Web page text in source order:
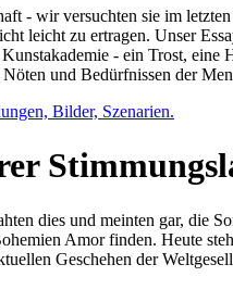
- wir versuchten sie im
leicht zu ertragen. Unser
- ein Trost,
und Bedürfnissen der
Bilder, Szenarien.
dies und meinten gar, die
Amor finden. Heute
Geschehen der